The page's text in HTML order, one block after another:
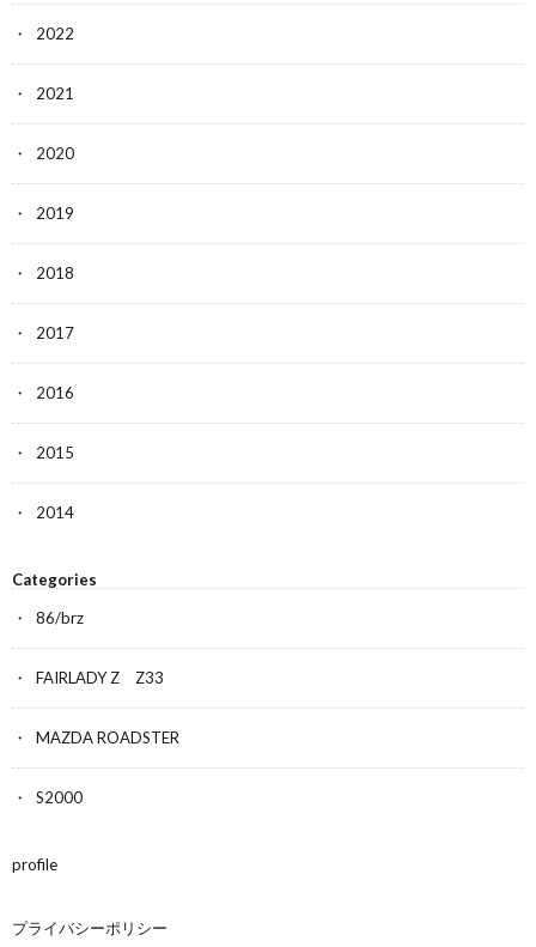
2022
2021
2020
2019
2018
2017
2016
2015
2014
Categories
86/brz
FAIRLADY Z Z33
MAZDA ROADSTER
S2000
profile
プライバシーポリシー